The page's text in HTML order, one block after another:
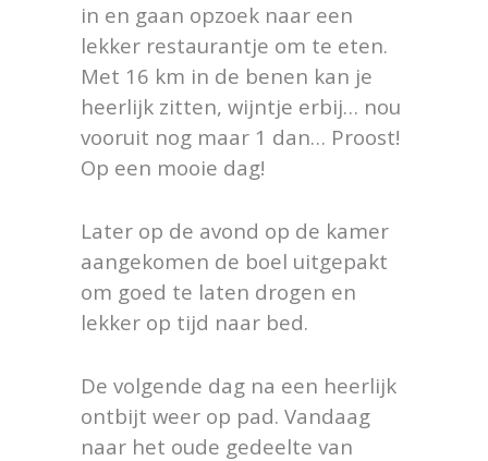
in en gaan opzoek naar een
lekker restaurantje om te eten.
Met 16 km in de benen kan je
heerlijk zitten, wijntje erbij… nou
vooruit nog maar 1 dan… Proost!
Op een mooie dag!
Later op de avond op de kamer
aangekomen de boel uitgepakt
om goed te laten drogen en
lekker op tijd naar bed.
De volgende dag na een heerlijk
ontbijt weer op pad. Vandaag
naar het oude gedeelte van